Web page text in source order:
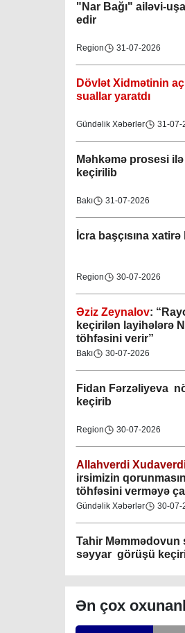
"Nar Bağı" ailəvi-
edir
Region 31-07-2026
Dövlət Xidmətinin
suallar yaratdı
Gündəlik Xəbərlər 31-07-
Məhkəmə prosesi
keçirilib
Bakı 31-07-2026
İcra başçısına
Region 30-07-2026
Əziz Zeynalov:
keçirilən layihələrə
töhfəsini verir”
Bakı 30-07-2026
Fidan Fərzəliyeva
keçirib
Region 30-07-2026
Allahverdi
irsimizin
töhfəsini verməyə
Gündəlik Xəbərlər 30-07-
Tahir
səyyar görüşü
Elşad Vəliyev:
təmin olunması və
Ən çox
Gəncə şəhəri Nizami
08-04-2023
M.Ə.Rəsuzladə
07-04-2023
Xətai bələdiyyəsi
07-04-2023
Mingəçevir
06-04-2023
Nəsimi bələdiyyəsi
06-04-2023
Nərimanov
06-04-2023